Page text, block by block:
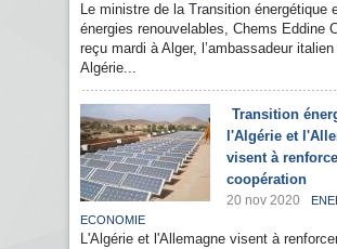
Le ministre de la Transition énergétique
énergies renouvelables, Chems Eddine
reçu mardi à Alger, l’ambassadeur italien
Algérie...
Transition
l'Algérie et
visent à
coopération
20 nov 2020
ECONOMIE
L'Algérie et l'Allemagne visent à